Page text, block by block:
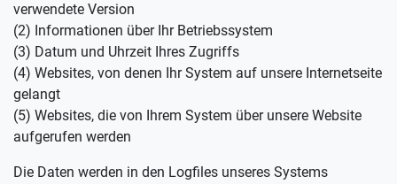
verwendete Version
(2) Informationen über Ihr Betriebssystem
(3) Datum und Uhrzeit Ihres Zugriffs
(4) Websites, von denen Ihr System auf unsere Internetseite
gelangt
(5) Websites, die von Ihrem System über unsere Website
aufgerufen werden
Die Daten werden in den Logfiles unseres Systems